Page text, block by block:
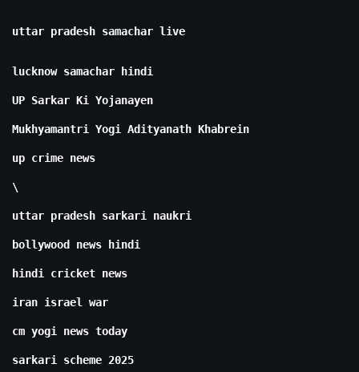
uttar pradesh samachar live
lucknow samachar hindi
UP Sarkar Ki Yojanayen
Mukhyamantri Yogi Adityanath Khabrein
up crime news
\
uttar pradesh sarkari naukri
bollywood news hindi
hindi cricket news
iran israel war
cm yogi news today
sarkari scheme 2025